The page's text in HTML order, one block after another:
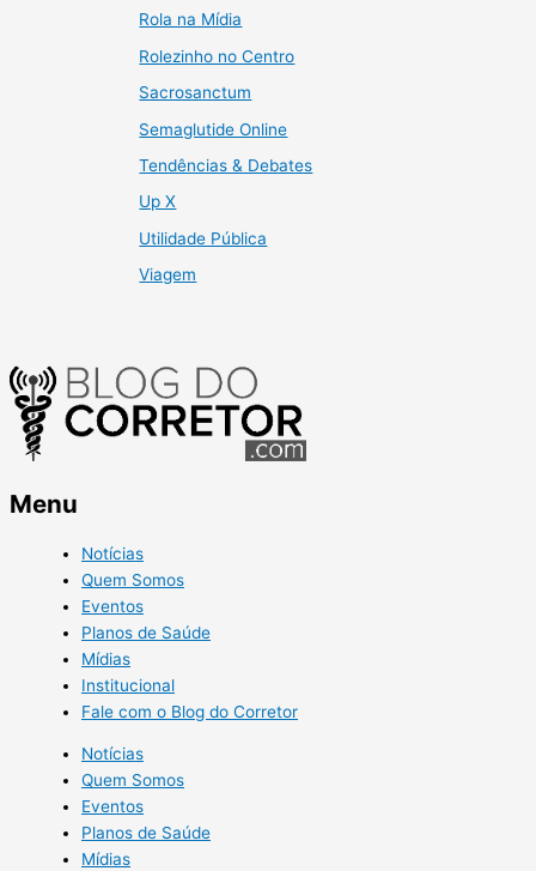
Rola na Mídia
Rolezinho no Centro
Sacrosanctum
Semaglutide Online
Tendências & Debates
Up X
Utilidade Pública
Viagem
Menu
Notícias
Quem Somos
Eventos
Planos de Saúde
Mídias
Institucional
Fale com o Blog do Corretor
Notícias
Quem Somos
Eventos
Planos de Saúde
Mídias